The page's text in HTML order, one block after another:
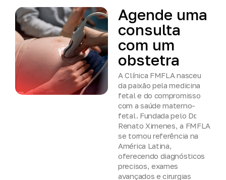
Agende uma
consulta
com um
obstetra
A Clínica FMFLA nasceu
da paixão pela medicina
fetal e do compromisso
com a saúde materno-
fetal. Fundada pelo Dr.
Renato Ximenes, a FMFLA
se tornou referência na
América Latina,
oferecendo diagnósticos
precisos, exames
avançados e cirurgias